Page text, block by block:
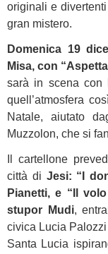
originali e
gran mistero.
Domenica 19
Misa, con
sarà in scena con
quell’atmosfera
Natale, aiutato
Muzzolon, che si
Il cartellone
città di Jesi: “I
Pianetti, e “Il
stupor Mudi,
civica Lucia
Santa Lucia